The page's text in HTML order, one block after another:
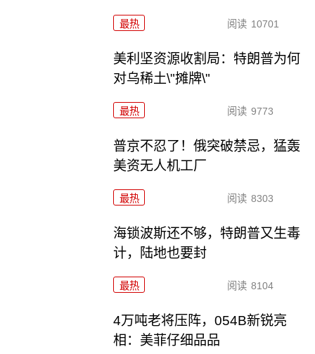
最热 阅读 10701
美利坚资源收割局：特朗普为何
对乌稀土\"摊牌\"
最热 阅读 9773
普京不忍了！俄突破禁忌，猛轰
美资无人机工厂
最热 阅读 8303
海锁波斯还不够，特朗普又生毒
计，陆地也要封
最热 阅读 8104
4万吨老将压阵，054B新锐亮
相：美菲仔细品品